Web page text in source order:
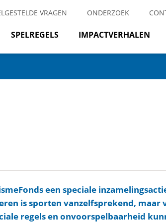
VRAGEN ONDERZOEK
SPELREGELS IMPACTVERHALEN
een speciale
is sporten vanzelfsprekend, maar
regels en onvoorspelbaarheid